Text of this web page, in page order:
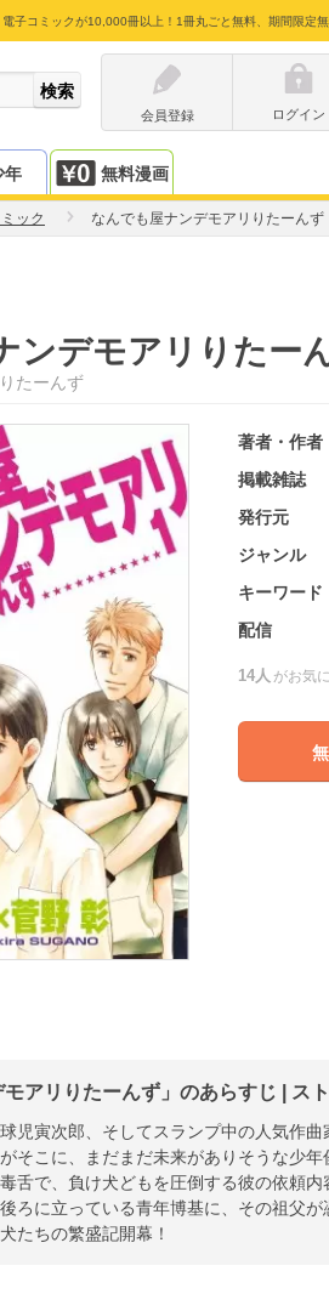
子コミックが10,000冊以上！1冊丸ごと無料、期間限定
会員登録
ログイン
年 無料漫画
ック なんでも屋ナンデモアリりたーんず
ンデモアリりたー
たーんず
著者・作者
掲載雑誌
発行元
ジャンル
キーワード
配信
14人 がお気
モアリりたーんず」のあらすじ | ス
児寅次郎、そしてスランプ中の人気作
そこに、まだまだ未来がありそうな少
舌で、負け犬どもを圧倒する彼の依頼
後ろに立っている青年博基に、その祖
たちの繁盛記開幕！